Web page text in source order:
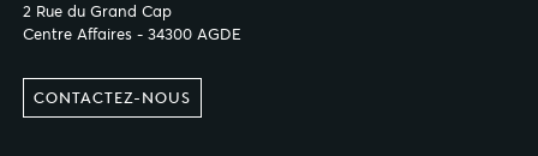
2 Rue du Grand Cap
Centre Affaires - 34300 AGDE
CONTACTEZ-NOUS